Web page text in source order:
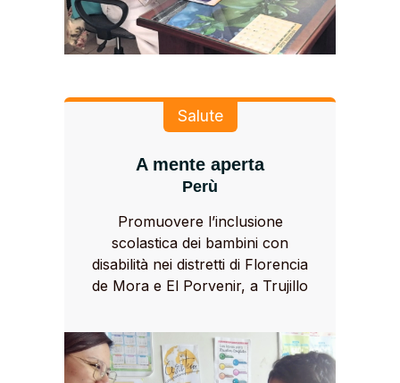
Salute
A mente aperta
Perù
Promuovere l’inclusione
scolastica dei bambini con
disabilità nei distretti di Florencia
de Mora e El Porvenir, a Trujillo